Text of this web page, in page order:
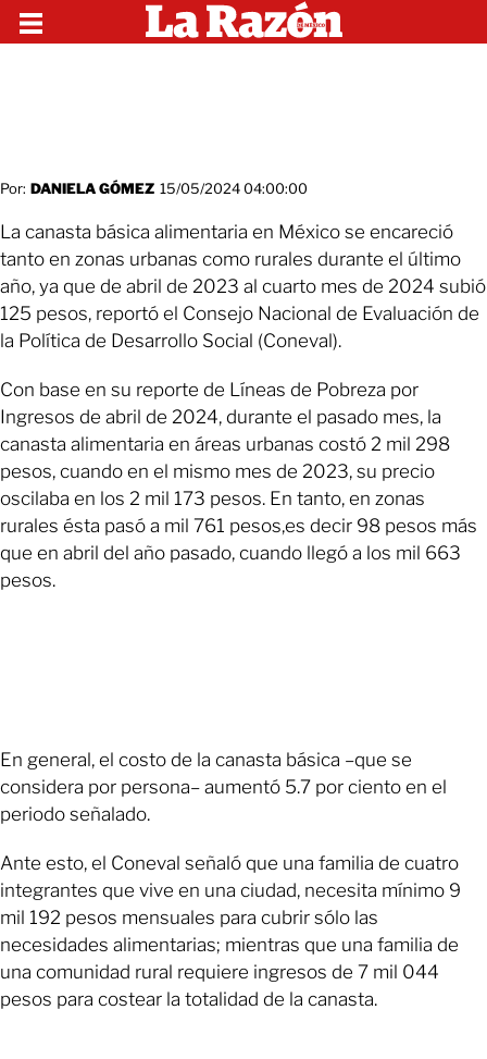
Por: DANIELA GÓMEZ 15/05/2024 04:00:00
La canasta básica alimentaria en México se encareció
tanto en zonas urbanas como rurales durante el último
año, ya que de abril de 2023 al cuarto mes de 2024 subió
125 pesos, reportó el Consejo Nacional de Evaluación de
la Política de Desarrollo Social (Coneval).
Con base en su reporte de Líneas de Pobreza por
Ingresos de abril de 2024, durante el pasado mes, la
canasta alimentaria en áreas urbanas costó 2 mil 298
pesos, cuando en el mismo mes de 2023, su precio
oscilaba en los 2 mil 173 pesos. En tanto, en zonas
rurales ésta pasó a mil 761 pesos,es decir 98 pesos más
que en abril del año pasado, cuando llegó a los mil 663
pesos.
En general, el costo de la canasta básica –que se
considera por persona– aumentó 5.7 por ciento en el
periodo señalado.
Ante esto, el Coneval señaló que una familia de cuatro
integrantes que vive en una ciudad, necesita mínimo 9
mil 192 pesos mensuales para cubrir sólo las
necesidades alimentarias; mientras que una familia de
una comunidad rural requiere ingresos de 7 mil 044
pesos para costear la totalidad de la canasta.